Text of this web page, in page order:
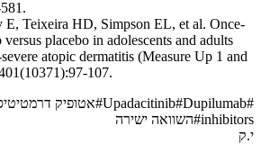
E, Teixeira HD, Simpson EL, et al. Once-
placebo in adolescents and adults
atopic dermatitis (Measure Up 1 and
107.
#
Upadacitinib#Dupilumab
#אטופיק
inhibitors
#השוואה ישירה
י.ק